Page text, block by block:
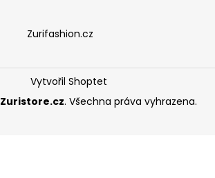
Zurifashion.cz
Vytvořil Shoptet
Zuristore.cz. Všechna práva vyhrazena.